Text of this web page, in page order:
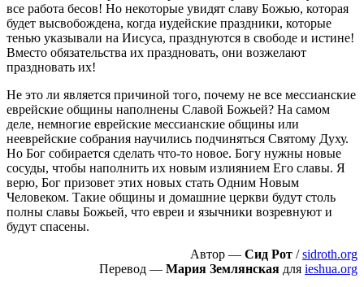
все работа бесов! Но некоторые увидят славу Божью, которая
будет высвобождена, когда иудейские праздники, которые
тенью указывали на Иисуса, празднуются в свободе и истине!
Вместо обязательства их праздновать, они возжелают
праздновать их!
Не это ли является причиной того, почему не все мессианские
еврейские общины наполнены Славой Божьей? На самом
деле, немногие еврейские мессианские общины или
нееврейские собрания научились подчиняться Святому Духу.
Но Бог собирается сделать что-то новое. Богу нужны новые
сосуды, чтобы наполнить их новым излиянием Его славы. Я
верю, Бог призовет этих новых стать Одним Новым
Человеком. Такие общины и домашние церкви будут столь
полны славы Божьей, что евреи и язычники возревнуют и
будут спасены.
Автор — Сид Рот /sidroth.org
Перевод — Мария Землянская для ieshua.org